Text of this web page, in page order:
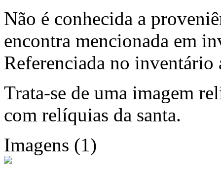
Não é conhecida a
encontra mencionada em
Referenciada no
Trata-se de uma imagem
com relíquias da santa.
Imagens (1)